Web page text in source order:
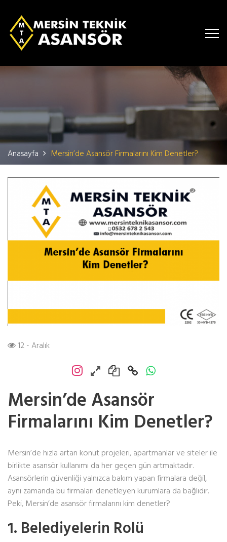
Anasayfa Mersin’de Asansör Firmalarını Kim Denetler?
12 - Aralık
Mersin’de Asansör
Firmalarını Kim Denetler?
Mersin’de hızla artan konut projeleri, apartmanlar ve siteler ile
birlikte asansör kullanımı da her geçen gün artmaktadır.
Asansörlerin güvenliği yalnızca bakım yapan firmalara değil,
aynı zamanda bu firmaları denetleyen kurumlara da bağlıdır.
Peki, Mersin’de asansör firmalarını kim denetler?
1. Belediyelerin Rolü